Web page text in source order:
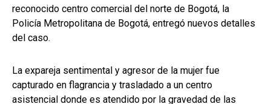
reconocido centro comercial del norte de Bogotá, la
Policía Metropolitana de Bogotá, entregó nuevos detalles
del caso.
La expareja sentimental y agresor de la mujer fue
capturado en flagrancia y trasladado a un centro
asistencial donde es atendido por la gravedad de las